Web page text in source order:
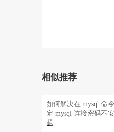
相似推荐
如何解决在 mysql 命
定 mysql 连接密码不
题